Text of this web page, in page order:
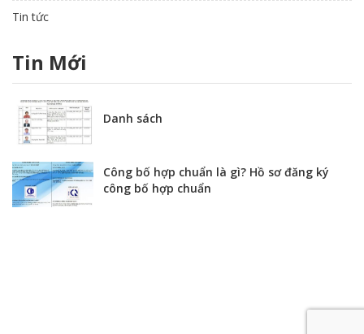
Tin tức
Tin Mới
Danh sách
Công bố hợp chuẩn là gì? Hồ sơ đăng ký
công bố hợp chuẩn